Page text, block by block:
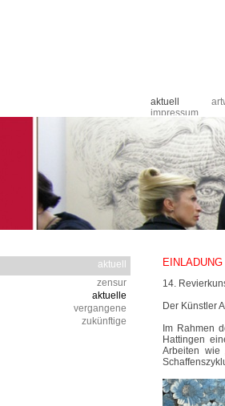
Navigation
überspringen
aktuell
impressum
14.
Der Künstler
Im Rahmen
Hattingen
Arbeiten wie
aktuell
zensur
aktuelle
vergangene
zukünftige